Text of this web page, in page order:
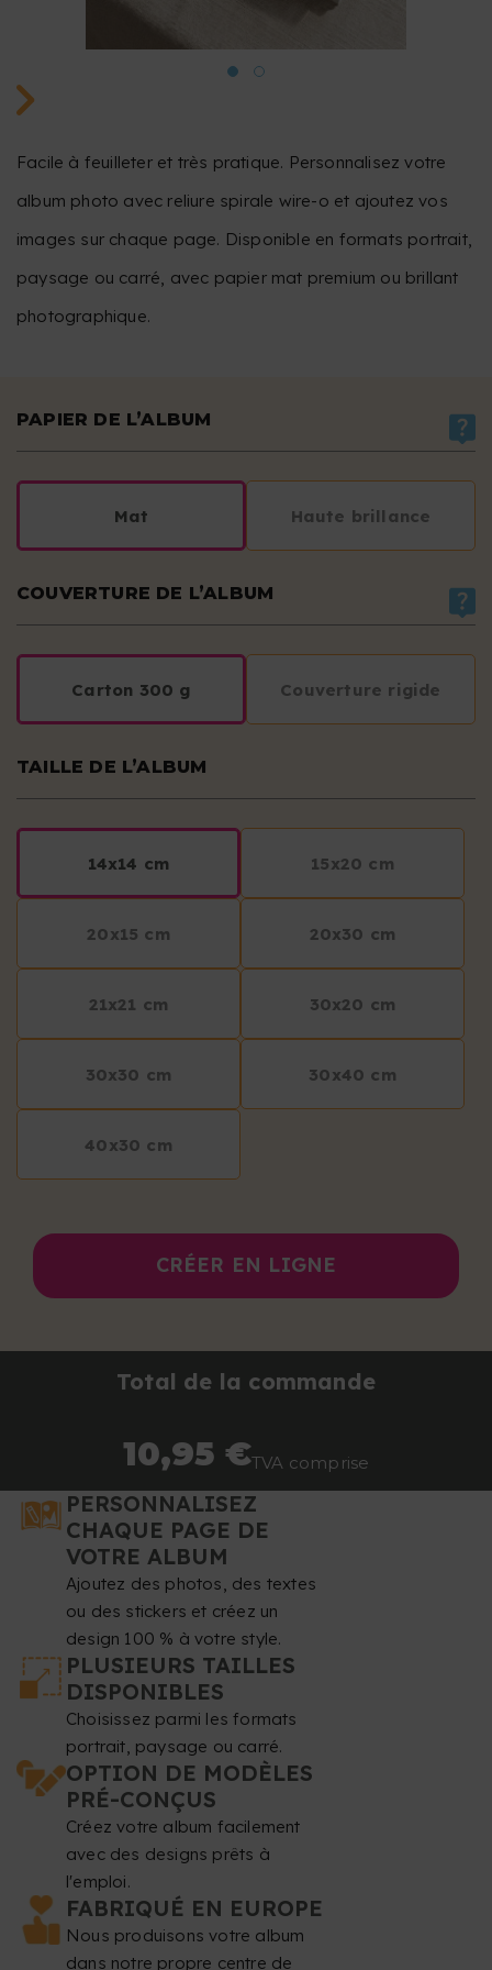
Facile à feuilleter et très pratique. Personnalisez votre
album photo avec reliure spirale wire-o et ajoutez vos
images sur chaque page. Disponible en formats portrait,
paysage ou carré, avec papier mat premium ou brillant
photographique.
PAPIER DE L’ALBUM
Mat Haute brillance
COUVERTURE DE L’ALBUM
Carton 300 g Couverture rigide
TAILLE DE L’ALBUM
14x14 cm 15x20 cm
20x15 cm 20x30 cm
21x21 cm 30x20 cm
30x30 cm 30x40 cm
40x30 cm
CRÉER EN LIGNE
Total de la commande
10,95 €TVA comprise
PERSONNALISEZ
CHAQUE PAGE DE
VOTRE ALBUM
Ajoutez des photos, des textes
ou des stickers et créez un
design 100 % à votre style.
PLUSIEURS TAILLES
DISPONIBLES
Choisissez parmi les formats
portrait, paysage ou carré.
OPTION DE MODÈLES
PRÉ-CONÇUS
Créez votre album facilement
avec des designs prêts à
l'emploi.
FABRIQUÉ EN EUROPE
Nous produisons votre album
dans notre propre centre de